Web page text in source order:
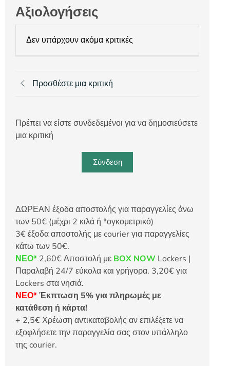
Αξιολογήσεις
Δεν υπάρχουν ακόμα κριτικές
Προσθέστε μια κριτική
Πρέπει να είστε συνδεδεμένοι για να δημοσιεύσετε
μια κριτική
Σύνδεση
ΔΩΡΕΑΝ έξοδα αποστολής για παραγγελίες άνω
των 50€ (μέχρι 2 κιλά ή *ογκομετρικό)
3€ έξοδα αποστολής με courier για παραγγελίες
κάτω των 50€.
ΝΕΟ* 2,60€ Αποστολή με BOX NOW Lockers |
Παραλαβή 24/7 εύκολα και γρήγορα. 3,20€ για
Lockers στα νησιά.
ΝΕΟ*Έκπτωση 5% για πληρωμές με
κατάθεση ή κάρτα!
+ 2,5€ Χρέωση αντικαταβολής αν επιλέξετε να
εξοφλήσετε την παραγγελία σας στον υπάλληλο
της courier.